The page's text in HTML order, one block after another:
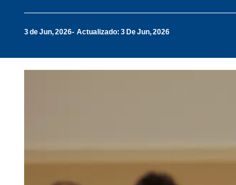
3 de Jun, 2026 Actualizado: 3 De Jun, 2026